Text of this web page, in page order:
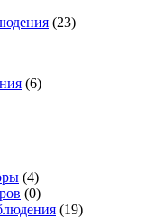
(23)
(6)
(4)
(0)
(19)